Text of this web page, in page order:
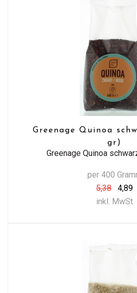
Greenage Quinoa
gr)
Greenage Quinoa
per 400
5,38
4,89
inkl. MwSt